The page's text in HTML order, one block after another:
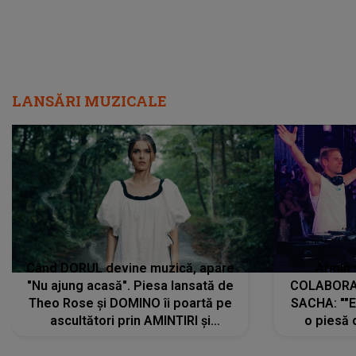
LANSĂRI MUZICALE
Când DORUL devine muzică, apare
"Nu ajung acasă". Piesa lansată de
Theo Rose și DOMINO îi poartă pe
ascultători prin AMINTIRI și
SACHA:
o piesă